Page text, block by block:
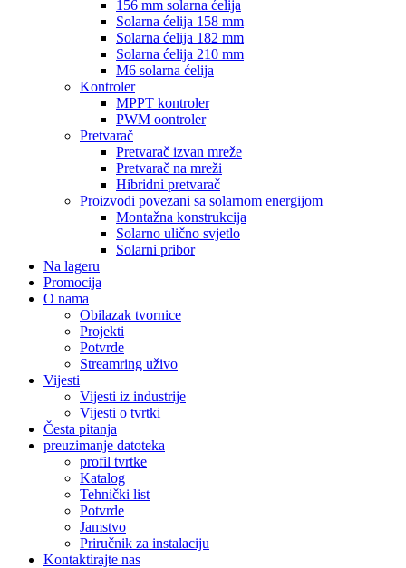
156 mm solarna ćelija
Solarna ćelija 158 mm
Solarna ćelija 182 mm
Solarna ćelija 210 mm
M6 solarna ćelija
Kontroler
MPPT kontroler
PWM oontroler
Pretvarač
Pretvarač izvan mreže
Pretvarač na mreži
Hibridni pretvarač
Proizvodi povezani sa solarnom energijom
Montažna konstrukcija
Solarno ulično svjetlo
Solarni pribor
Na lageru
Promocija
O nama
Obilazak tvornice
Projekti
Potvrde
Streamring uživo
Vijesti
Vijesti iz industrije
Vijesti o tvrtki
Česta pitanja
preuzimanje datoteka
profil tvrtke
Katalog
Tehnički list
Potvrde
Jamstvo
Priručnik za instalaciju
Kontaktirajte nas